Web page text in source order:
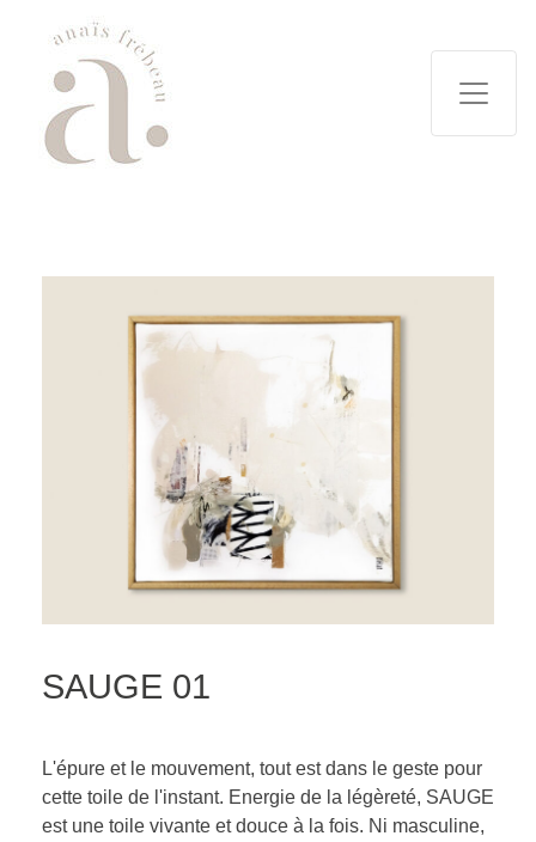
SAUGE 01
L'épure et le mouvement, tout est dans le geste pour
cette toile de l'instant. Energie de la légèreté, SAUGE
est une toile vivante et douce à la fois. Ni masculine,